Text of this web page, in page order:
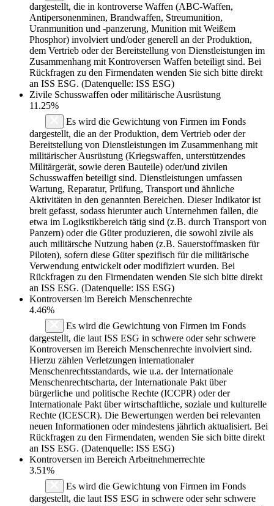
dargestellt, die in kontroverse Waffen (ABC-Waffen,
Antipersonenminen, Brandwaffen, Streumunition,
Uranmunition und -panzerung, Munition mit Weißem
Phosphor) involviert und/oder generell an der Produktion,
dem Vertrieb oder der Bereitstellung von Dienstleistungen im
Zusammenhang mit Kontroversen Waffen beteiligt sind. Bei
Rückfragen zu den Firmendaten wenden Sie sich bitte direkt
an ISS ESG. (Datenquelle: ISS ESG)
Zivile Schusswaffen oder militärische Ausrüstung
11.25%
Es wird die Gewichtung von Firmen im Fonds
dargestellt, die an der Produktion, dem Vertrieb oder der
Bereitstellung von Dienstleistungen im Zusammenhang mit
militärischer Ausrüstung (Kriegswaffen, unterstützendes
Militärgerät, sowie deren Bauteile) oder/und zivilen
Schusswaffen beteiligt sind. Dienstleistungen umfassen
Wartung, Reparatur, Prüfung, Transport und ähnliche
Aktivitäten in den genannten Bereichen. Dieser Indikator ist
breit gefasst, sodass hierunter auch Unternehmen fallen, die
etwa im Logikstikbereich tätig sind (z.B. durch Transport von
Panzern) oder die Güter produzieren, die sowohl zivile als
auch militärsche Nutzung haben (z.B. Sauerstoffmasken für
Piloten), sofern diese Güter spezifisch für die militärische
Verwendung entwickelt oder modifiziert wurden. Bei
Rückfragen zu den Firmendaten wenden Sie sich bitte direkt
an ISS ESG. (Datenquelle: ISS ESG)
Kontroversen im Bereich Menschenrechte
4.46%
Es wird die Gewichtung von Firmen im Fonds
dargestellt, die laut ISS ESG in schwere oder sehr schwere
Kontroversen im Bereich Menschenrechte involviert sind.
Hierzu zählen Verletzungen internationaler
Menschenrechtsstandards, wie u.a. der Internationale
Menschenrechtscharta, der Internationale Pakt über
bürgerliche und politische Rechte (ICCPR) oder der
Internationale Pakt über wirtschaftliche, soziale und kulturelle
Rechte (ICESCR). Die Bewertungen werden bei relevanten
neuen Informationen oder mindestens jährlich aktualisiert. Bei
Rückfragen zu den Firmendaten, wenden Sie sich bitte direkt
an ISS ESG. (Datenquelle: ISS ESG)
Kontroversen im Bereich Arbeitnehmerrechte
3.51%
Es wird die Gewichtung von Firmen im Fonds
dargestellt, die laut ISS ESG in schwere oder sehr schwere